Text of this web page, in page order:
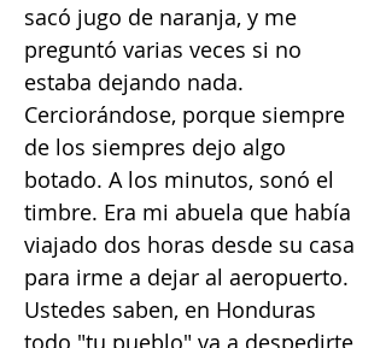
sacó jugo de naranja, y me
preguntó varias veces si no
estaba dejando nada.
Cerciorándose, porque siempre
de los siempres dejo algo
botado. A los minutos, sonó el
timbre. Era mi abuela que había
viajado dos horas desde su casa
para irme a dejar al aeropuerto.
Ustedes saben, en Honduras
todo "tu pueblo" va a despedirte